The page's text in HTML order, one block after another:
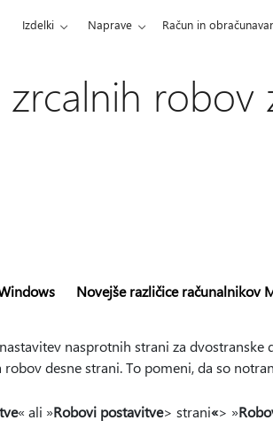
Izdelki Naprave Račun in
zrcalnih robov
Novejše različice računalnikov
nasprotnih strani za
robov desne strani. To pomeni, da so
« ali »Robovi postavitve> strani«> »